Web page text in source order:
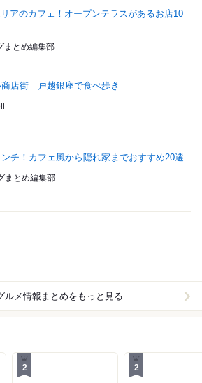
アのカフェ！オープンテラスがあるお店10
まとめ編集部
商店街 戸越銀座で食べ歩き
チ！カフェ風から隠れ家までおすすめ20選
まとめ編集部
ルメ情報まとめをもっと見る
2 2